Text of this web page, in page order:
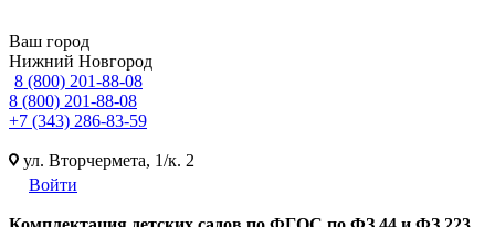
Ваш город
Нижний Новгород
8 (800) 201-88-08
8 (800) 201-88-08
+7 (343) 286-83-59
ул. Вторчермета, 1/к. 2
Войти